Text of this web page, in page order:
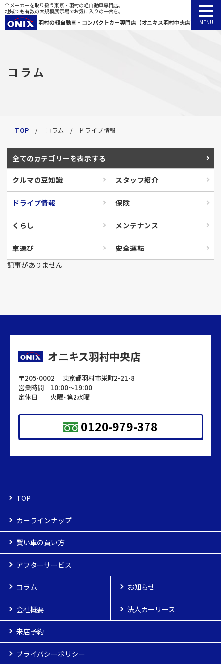
全メーカーを取り扱う東京・羽村の軽自動車専門店。
地域でも有数の大規模展示場でお気に入りの一台を。
羽村の軽自動車・ コンパクトカー専門店【オニキス羽村中央店】
カーラインナップ
中古車
よくある質問
来店予約
プライバシーポリシー
オニキス羽村中央店
〒205-0002 東京都羽村市栄町2-21-8
営業時間 10:00～19:00
定休日 火曜･第2水曜
来店予約
コラム
TOP コラム ドライブ情報
全てのカテゴリーを表示する
クルマの豆知識 スタッフ紹介
ドライブ情報 保険
くらし メンテナンス
車選び
安全運転
記事がありません
オニキス羽村中央店
〒205-0002 東京都羽村市栄町2-21-8
営業時間 10:00～19:00
定休日 火曜･第2水曜
0120-979-378
TOP
カーラインナップ
カーラインナップ
新車
登録済車
中古車
賢い車の買い方
賢い車の買い方
アフターサービス お客様の声
よくある質問 納車までの流れ
アフターサービス
車検 点検
カーケア 保険
コラム お知らせ
会社概要 法人カーリース
来店予約
プライバシーポリシー